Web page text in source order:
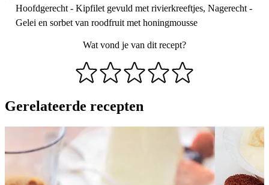
Hoofdgerecht - Kipfilet gevuld met rivierkreeftjes, Nagerecht -
Gelei en sorbet van roodfruit met honingmousse
Wat vond je van dit recept?
Gerelateerde recepten